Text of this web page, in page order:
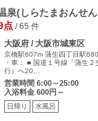
泉(しらたまおんせん
点/ 65 件
大阪府 / 大阪市城東区
京橋駅607m 蒲生四丁目駅
・車： ■ 国道１号線「蒲生
行）へ20…
営業時間 6:00～25:00
入浴料金 600円～
日帰り 水風呂